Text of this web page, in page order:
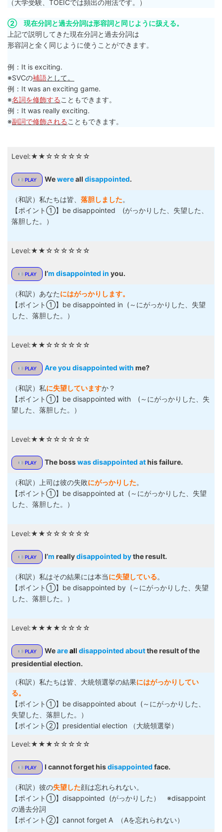
（大学受験、TOEICでは頻出の用法です。）
② 現在分詞と過去分詞は形容詞と同じように扱える。
上記で説明してきた現在分詞と過去分詞は
形容詞と全く同じように使うことができます。
例：It is exciting.
※SVCの補語として。
例：It was an exciting game.
※名詞を修飾する こともできます。
例：It was really exciting.
※副詞で修飾される こともできます。
Level:★★☆☆☆☆☆☆
PLAY Wewerealldisappointed.
（和訳）私たちは皆、 落胆しました。
【ポイント①】be disappointed (がっかりした、失望した、
落胆した。）
Level:★★☆☆☆☆☆☆
PLAY I’m disappointed inyou.
（和訳）あなたにはがっかりします。
【ポイント①】be disappointed in (～にがっかりした、失望
した、落胆した。）
Level:★★☆☆☆☆☆☆
PLAY Are you disappointed with me?
（和訳）私に失望していますか？
【ポイント①】be disappointed with (～にがっかりした、失
望した、落胆した。）
Level:★★☆☆☆☆☆☆
PLAY The bosswas disappointed athis failure.
（和訳）上司は彼の失敗にがっかりした。
【ポイント①】be disappointed at (～にがっかりした、失望
した、落胆した。）
Level:★★☆☆☆☆☆☆
PLAY I’m reallydisappointed bythe result.
（和訳）私はその結果には本当に失望している。
【ポイント①】be disappointed by (～にがっかりした、失望
した、落胆した。）
Level:★★★★☆☆☆☆
PLAY Weareall disappointed aboutthe result of the
presidential election.
（和訳）私たちは皆、大統領選挙の結果にはがっかりしてい
る。
【ポイント①】be disappointed about (～にがっかりした、
失望した、落胆した。）
【ポイント②】presidential election （大統領選挙）
Level:★★★☆☆☆☆☆
PLAY I cannot forget hisdisappointedface.
（和訳）彼の失望した顔は忘れられない。
【ポイント①】disappointed (がっかりした） ※disappoint
の過去分詞
【ポイント②】cannot forget A （Aを忘れられない）